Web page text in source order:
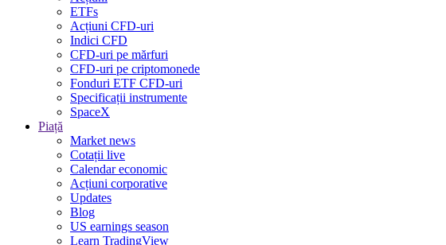
ETFs
Acțiuni CFD-uri
Indici CFD
CFD-uri pe mărfuri
CFD-uri pe criptomonede
Fonduri ETF CFD-uri
Specificații instrumente
SpaceX
Piață
Market news
Cotații live
Calendar economic
Acțiuni corporative
Updates
Blog
US earnings season
Learn TradingView